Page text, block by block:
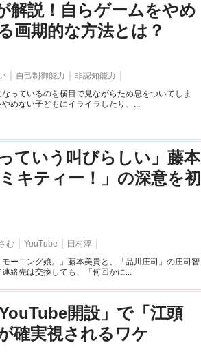
解説！自らゲームをやめ
画期的な方法とは？
自己制御能力
非認知能力
っているのを横目で見ながらため息をついてしま
めない子どもにイライラしたり、...
ていう叫びらしい」藤本
キティー！」の深意を初
む YouTube
田村淳
ーニング娘。」藤本美貴と、「品川庄司」の庄司智
絡先は交換しても、「何回かに...
開設」で「江頭
確実視されるワケ